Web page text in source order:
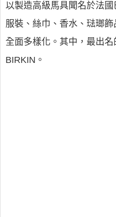
以製造高級馬具聞名於法國
服裝、絲巾、香水、琺瑯
全面多樣化。其中，最出
BIRKIN。